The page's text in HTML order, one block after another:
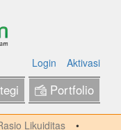
Login Aktivasi
Portfolio
Likuiditas